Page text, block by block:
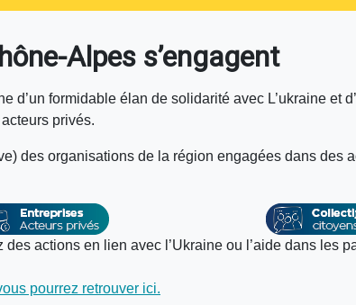
Alpes s’engagent
formidable élan de solidarité avec L’ukraine et
privés.
des organisations de la région engagées dans des
actions en lien avec l’Ukraine ou l’aide dans les
pourrez retrouver ici.